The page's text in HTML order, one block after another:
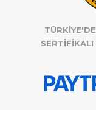
SERTİFİKALI